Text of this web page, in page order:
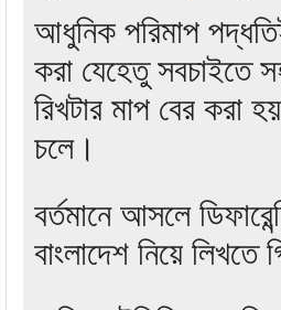
আধুনিক পরিমাপ
করা যেহেতু সবচাইতে
রিখটার মাপ বের করা
চলে।
বর্তমানে আসলে
বাংলাদেশ নিয়ে